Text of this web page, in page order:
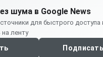
шума в Google News
для быстрого доступа
ленту